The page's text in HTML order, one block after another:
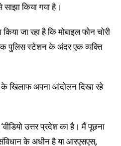
किया गया है।
जा रहा है कि मोबाइल फोन चोरी
पुलिस स्टेशन के अंदर एक व्यक्ति
खिलाफ अपना आंदोलन दिखा रहे
उत्तर प्रदेश का है। मैं पूछना
के अधीन है या आरएसएस,